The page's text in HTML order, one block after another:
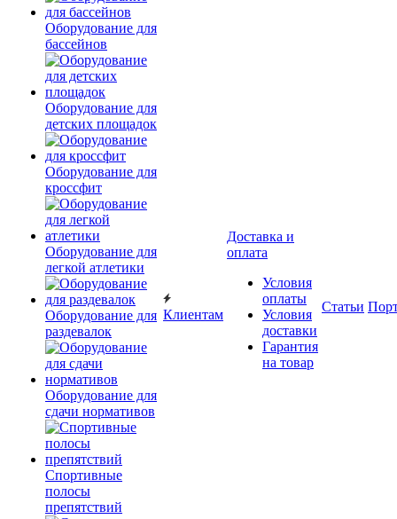
Оборудование для
бассейнов
Оборудование для
детских площадок
Оборудование для
кроссфит
Оборудование для
легкой атлетики
Оборудование для
раздевалок
Оборудование для
сдачи нормативов
Спортивные
полосы
препятствий
Клиентам
Доставка и
оплата
Условия
оплаты
Условия
доставки
Гарантия
на товар
Статьи